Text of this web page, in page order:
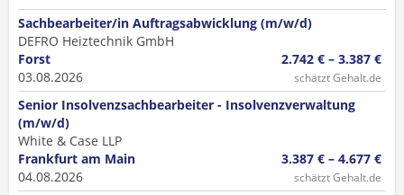
Sachbearbeiter/in Auftragsabwicklung (m/w/d)
DEFRO Heiztechnik GmbH
Forst
03.08.2026
2.742 € – 3.387 €
schätzt Gehalt.de
Senior Insolvenzsachbearbeiter - Insolvenzverwaltung
(m/w/d)
White & Case LLP
Frankfurt am Main
04.08.2026
3.387 € – 4.677 €
schätzt Gehalt.de